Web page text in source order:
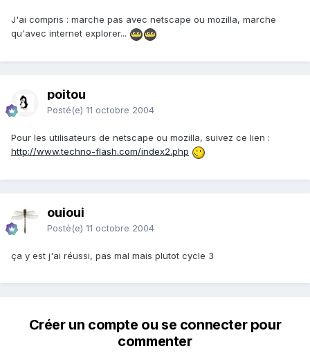
J'ai compris : marche pas avec netscape ou mozilla, marche
qu'avec internet explorer...
poitou
Posté(e) 11 octobre 2004
Pour les utilisateurs de netscape ou mozilla, suivez ce lien :
http://www.techno-flash.com/index2.php
ouioui
Posté(e) 11 octobre 2004
ça y est j'ai réussi, pas mal mais plutot cycle 3
Créer un compte ou se connecter pour
commenter